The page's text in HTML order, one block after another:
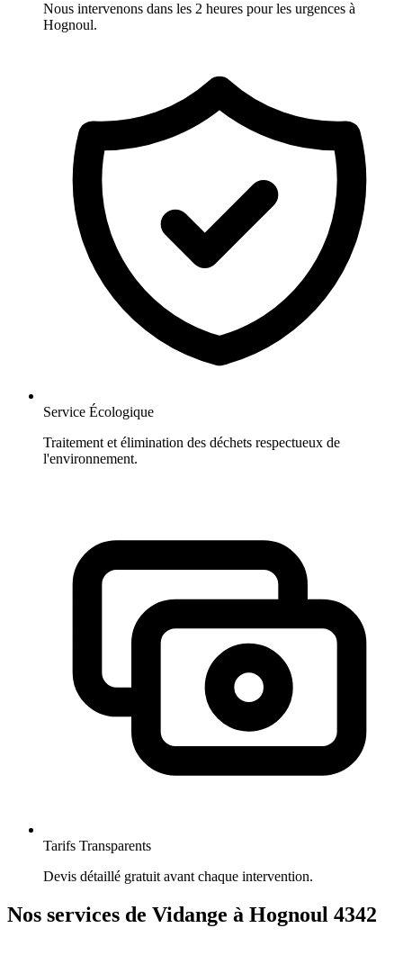
Nous intervenons dans les 2 heures pour les urgences à
Hognoul.
Service Écologique
Traitement et élimination des déchets respectueux de
l'environnement.
Tarifs Transparents
Devis détaillé gratuit avant chaque intervention.
Nos services de Vidange à Hognoul 4342